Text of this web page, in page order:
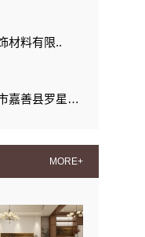
材料有限..
详细地址：浙江省嘉兴市嘉善县罗星街道置地广场1幢701-11
MORE+